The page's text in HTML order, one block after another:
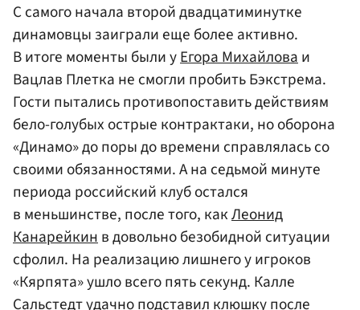
С самого начала второй двадцатиминутке
динамовцы заиграли еще более активно.
В итоге моменты были уЕгора Михайловаи
Вацлав Плетка не смогли пробить Бэкстрема.
Гости пытались противопоставить действиям
бело-голубых острые контрактаки, но оборона
«Динамо» до поры до времени справлялась со
своими обязанностями. А на седьмой минуте
периода российский клуб остался
в меньшинстве, после того, какЛеонид
Канарейкинв довольно безобидной ситуации
сфолил. На реализацию лишнего у игроков
«Кярпята» ушло всего пять секунд. Калле
Сальстедт удачно подставил клюшку после